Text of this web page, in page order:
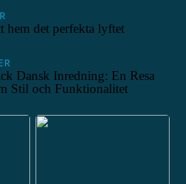
hem det perfekta lyftet
Dansk Inredning: En Resa
Stil och Funktionalitet